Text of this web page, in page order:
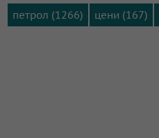
петрол (1266)
цени (167)